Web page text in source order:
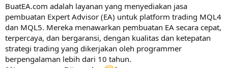
r
t
e
r
BuatEA.com adalah layanan yang menyediakan jasa
pembuatan Expert Advisor (EA) untuk platform trading MQL4
dan MQL5. Mereka menawarkan pembuatan EA secara cepat,
terpercaya, dan bergaransi, dengan kualitas dan ketepatan
strategi trading yang dikerjakan oleh programmer
berpengalaman lebih dari 10 tahun.